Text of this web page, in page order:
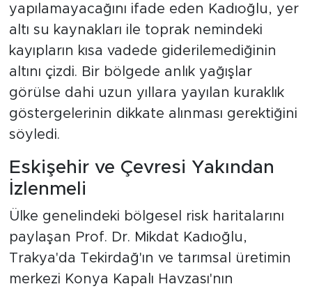
yapılamayacağını ifade eden Kadıoğlu, yer
altı su kaynakları ile toprak nemindeki
kayıpların kısa vadede giderilemediğinin
altını çizdi. Bir bölgede anlık yağışlar
görülse dahi uzun yıllara yayılan kuraklık
göstergelerinin dikkate alınması gerektiğini
söyledi.
Eskişehir ve Çevresi Yakından
İzlenmeli
Ülke genelindeki bölgesel risk haritalarını
paylaşan Prof. Dr. Mikdat Kadıoğlu,
Trakya'da Tekirdağ'ın ve tarımsal üretimin
merkezi Konya Kapalı Havzası'nın